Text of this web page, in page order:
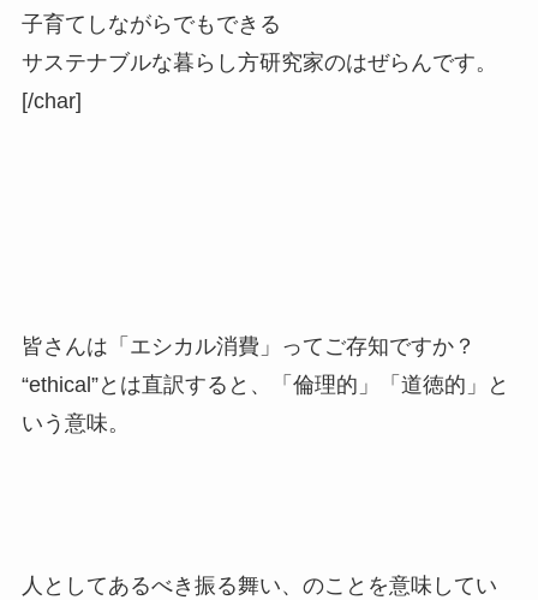
子育てしながらでもできる
サステナブルな暮らし方研究家のはぜらんです。
[/char]
皆さんは「エシカル消費」ってご存知ですか？
“ethical”とは直訳すると、「倫理的」「道徳的」と
いう意味。
人としてあるべき振る舞い、のことを意味してい